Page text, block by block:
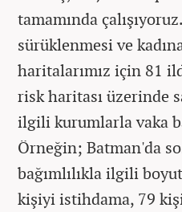
tamamında
sürüklenmesi ve
haritalarımız için 81
risk haritası üzerinde
ilgili kurumlarla vaka
Örneğin; Batman'da
bağımlılıkla ilgili
kişiyi istihdama, 79